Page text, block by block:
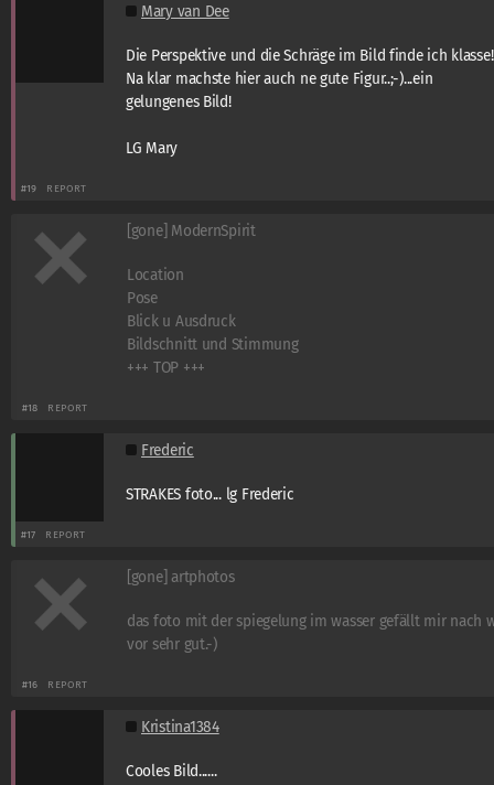
Mary van Dee
Die Perspektive und die Schräge im Bild finde ich
Na klar machste hier auch ne gute Figur..;-)...ein
gelungenes Bild!
LG Mary
#19 REPORT
[gone] ModernSpirit
Location
Pose
Blick u Ausdruck
Bildschnitt und Stimmung
+++ TOP +++
#18 REPORT
Frederic
STRAKES foto... lg Frederic
#17 REPORT
[gone] artphotos
das foto mit der spiegelung im wasser gefällt mir nach
vor sehr gut.-)
#16 REPORT
Kristina1384
Cooles Bild......